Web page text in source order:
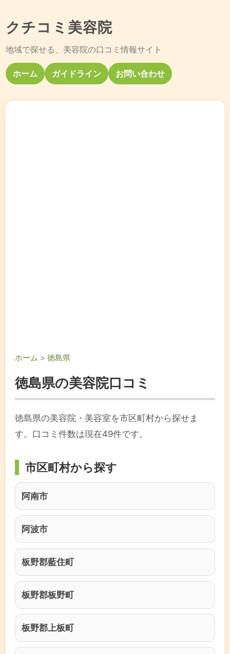
クチコミ美容院
地域で探せる、美容院の口コミ情報サイト
ホーム ガイドライン お問い合わせ
ホーム >徳島県
徳島県の美容院口コミ
徳島県の美容院・美容室を市区町村から探せま
す。口コミ件数は現在49件です。
市区町村から探す
阿南市
阿波市
板野郡藍住町
板野郡板野町
板野郡上板町